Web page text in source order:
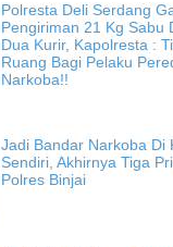
Polresta Deli Serdang
Pengiriman 21 Kg Sabu
Dua Kurir, Kapolresta :
Ruang Bagi Pelaku
Narkoba!!
Jadi Bandar Narkoba Di
Sendiri, Akhirnya Tiga
Polres Binjai